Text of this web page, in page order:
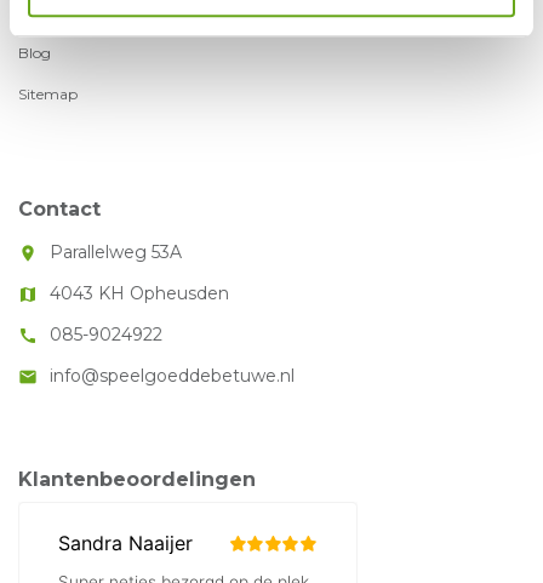
Werken Bij Speelgoed De Betuwe
Blog
Sitemap
Contact
room Parallelweg 53A
map 4043 KH Opheusden
call 085-9024922
mail info@speelgoeddebetuwe.nl
Klantenbeoordelingen